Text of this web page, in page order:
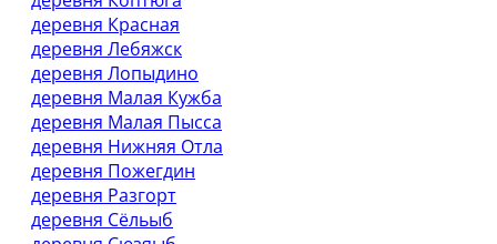
деревня Красная
деревня Лебяжск
деревня Лопыдино
деревня Малая Кужба
деревня Малая Пысса
деревня Нижняя Отла
деревня Пожегдин
деревня Разгорт
деревня Сёльыб